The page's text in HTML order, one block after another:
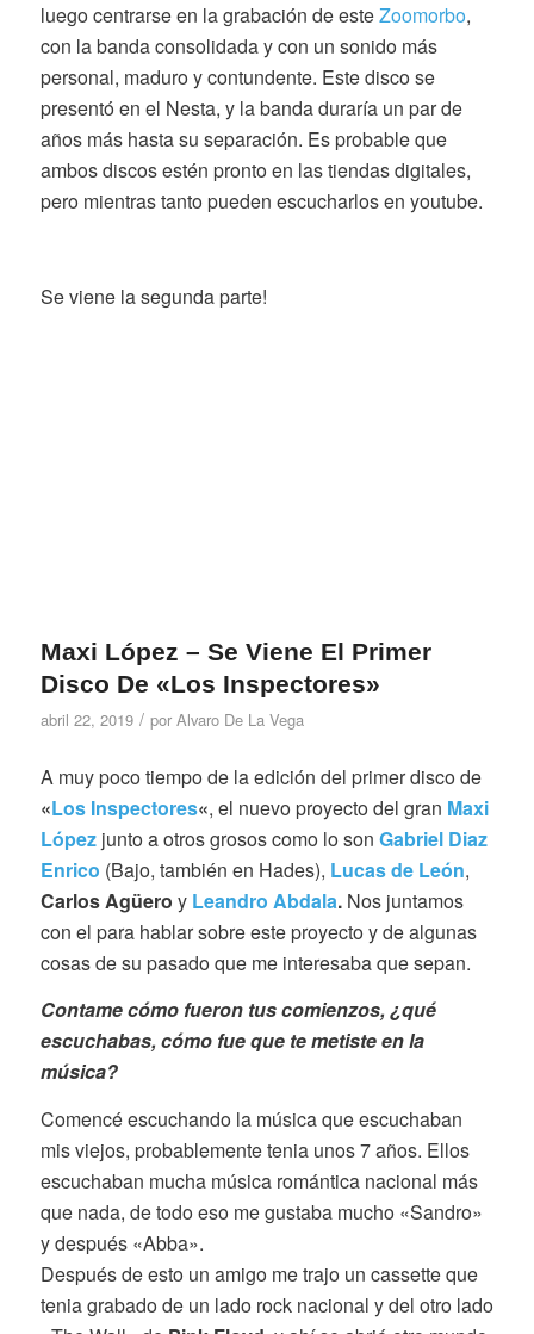
luego centrarse en la grabación de esteZoomorbo,
con la banda consolidada y con un sonido más
personal, maduro y contundente. Este disco se
presentó en el Nesta, y la banda duraría un par de
años más hasta su separación. Es probable que
ambos discos estén pronto en las tiendas digitales,
pero mientras tanto pueden escucharlos en youtube.
Se viene la segunda parte!
Maxi López – Se Viene El Primer
Disco De «Los Inspectores»
abril 22, 2019 / por Alvaro De La Vega
A muy poco tiempo de la edición del primer disco de
«Los Inspectores«, el nuevo proyecto del gran Maxi
Lópezjunto a otros grosos como lo son Gabriel Diaz
Enrico (Bajo, también en Hades), Lucas de León,
Carlos Agüero y Leandro Abdala. Nos juntamos
con el para hablar sobre este proyecto y de algunas
cosas de su pasado que me interesaba que sepan.
Contame cómo fueron tus comienzos, ¿qué
escuchabas, cómo fue que te metiste en la
música?
Comencé escuchando la música que escuchaban
mis viejos, probablemente tenia unos 7 años. Ellos
escuchaban mucha música romántica nacional más
que nada, de todo eso me gustaba mucho «Sandro»
y después «Abba».
Después de esto un amigo me trajo un cassette que
tenia grabado de un lado rock nacional y del otro lado